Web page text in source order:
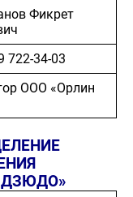
Фикрет
722-34-03
ООО «Орлин
ДЗЮДО»